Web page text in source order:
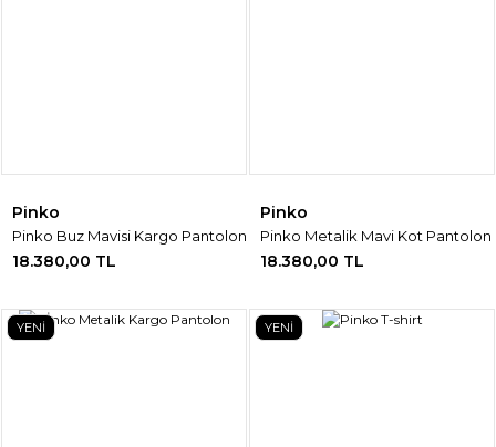
Pinko
Pinko Buz Mavisi Kargo Pantolon
18.380,00 TL
Pinko
Pinko Metalik Mavi Kot Pantolon
18.380,00 TL
YENİ YENİ